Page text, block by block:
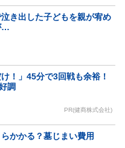
泣き出した子どもを親が宥め
…
け！」45分で3回戦も余裕！
調
PR(健商株式会社)
かかる？墓じまい費用